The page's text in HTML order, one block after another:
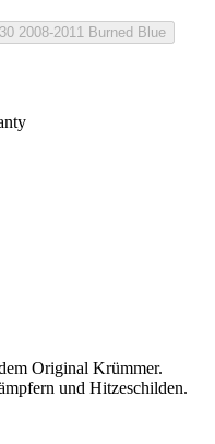
2008-2011 Burned Blue
Original Krümmer.
und Hitzeschilden.